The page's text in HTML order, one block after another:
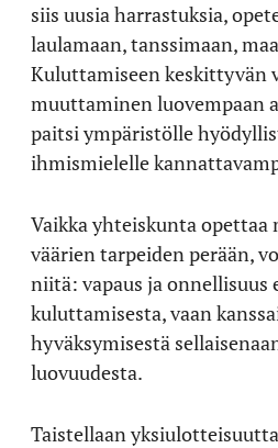
siis uusia harrastuksia,
laulamaan, tanssimaan,
Kuluttamiseen keskittyvän
muuttaminen luovempaan
paitsi ympäristölle
ihmismielelle
Vaikka yhteiskunta opettaa
väärien tarpeiden perään,
niitä: vapaus ja onnellisuus
kuluttamisesta, vaan
hyväksymisestä
luovuudesta.
Taistellaan